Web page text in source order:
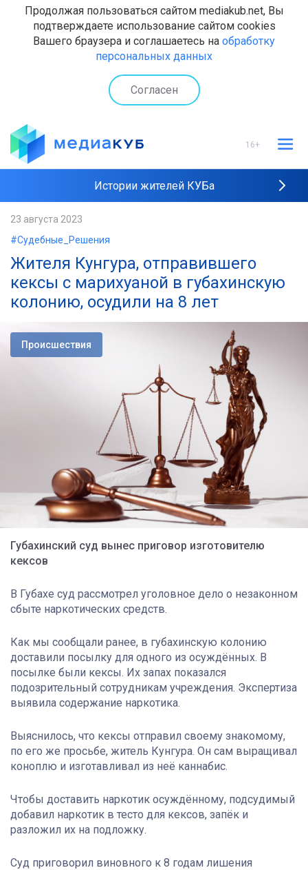
Продолжая пользоваться сайтом mediakub.net, Вы
подтверждаете использование сайтом cookies
Вашего браузера и соглашаетесь на обработку
персональных данных
Согласен
16+
Истории жителей КУБа
23 августа 2023
#Судебные_Решения
Жителя Кунгура, отправившего
кексы с марихуаной в губахинскую
колонию, осудили на 8 лет
Происшествия
Губахинский суд вынес приговор изготовителю
кексов
В Губахе суд рассмотрел уголовное дело о незаконном
сбыте наркотических средств.
Как мы сообщали ранее, в губахинскую колонию
доставили посылку для одного из осуждённых. В
посылке были кексы. Их запах показался
подозрительный сотрудникам учреждения. Экспертиза
выявила содержание наркотика.
Выяснилось, что кексы отправил своему знакомому,
по его же просьбе, житель Кунгура. Он сам выращивал
коноплю и изготавливал из неё каннабис.
Чтобы доставить наркотик осуждённому, подсудимый
добавил наркотик в тесто для кексов, запёк и
разложил их на подложку.
Суд приговорил виновного к 8 годам лишения